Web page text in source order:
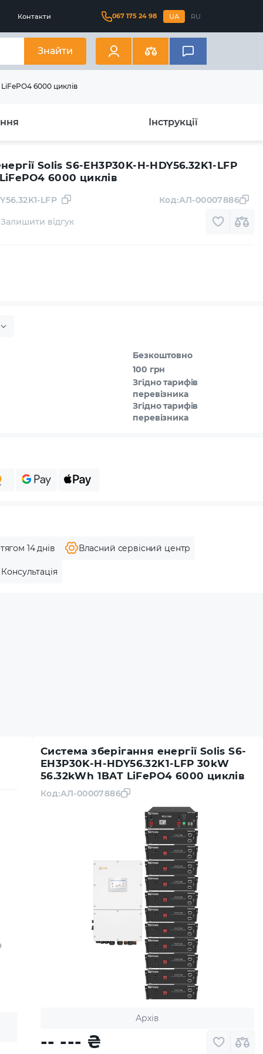
Контакти 067 175 24 98 UA RU
Знайти
6000 циклів
Інструкції
Solis S6-EH3P30K-H-HDY56.32K1-LFP
6000 циклів
LFP
Залишити відгук
Код:АЛ-00007886
Безкоштовно
100 грн
Згідно тарифів
перевізника
Згідно тарифів
перевізника
14 днів Власний сервісний центр
Консультація
Система зберігання енергії Solis S6-
EH3P30K-H-HDY56.32K1-LFP 30kW
56.32kWh 1BAT LiFePO4 6000 циклів
Код:АЛ-00007886
Архів
-- --- ₴